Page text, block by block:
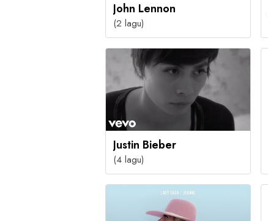
John Lennon
(2 lagu)
Justin Bieber
(4 lagu)